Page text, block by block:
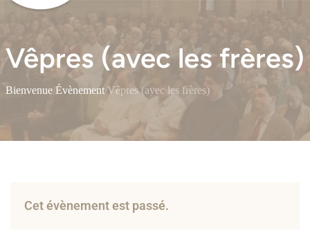
Vêpres (avec les frères)
Bienvenue Évènement/Vêpres (avec les frères)
Cet évènement est passé.